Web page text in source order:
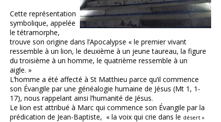
Cette représentation
symbolique, appelée
le tétramorphe,
trouve son origine dans l’Apocalypse « le premier vivant
ressemble à un lion, le deuxième à un jeune taureau, la figure
du troisième à un homme, le quatrième ressemble à un
aigle. »
L’homme a été affecté à St Matthieu parce qu’il commence
son Évangile par une généalogie humaine de Jésus (Mt 1, 1-
17), nous rappelant ainsi l’humanité de Jésus.
Le lion est attribué à Marc qui commence son Évangile par la
prédication de Jean-Baptiste, « la voix qui crie dans le désert »